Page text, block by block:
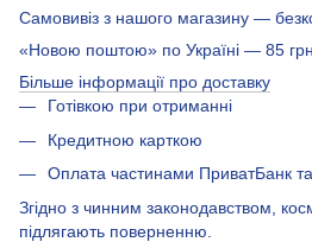
Самовивіз з нашого магазину —
«Новою поштою» по Україні — 85
Більше інформації про доставку
Готівкою при отриманні
Кредитною карткою
Оплата частинами ПриватБанк
Згідно з чинним законодавством,
підлягають поверненню.